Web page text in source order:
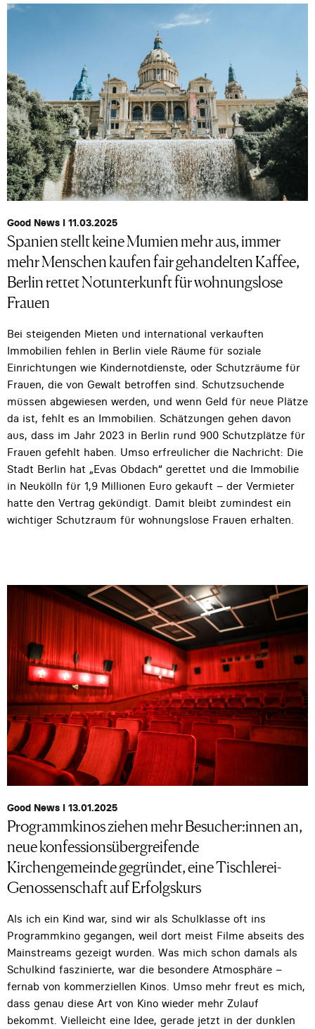
Good News I 11.03.2025
Spanien stellt keine Mumien mehr aus, immer
mehr Menschen kaufen fair gehandelten Kaffee,
Berlin rettet Notunterkunft für wohnungslose
Frauen
Bei steigenden Mieten und international verkauften
Immobilien fehlen in Berlin viele Räume für soziale
Einrichtungen wie Kindernotdienste, oder Schutzräume für
Frauen, die von Gewalt betroffen sind. Schutzsuchende
müssen abgewiesen werden, und wenn Geld für neue Plätze
da ist, fehlt es an Immobilien. Schätzungen gehen davon
aus, dass im Jahr 2023 in Berlin rund 900 Schutzplätze für
Frauen gefehlt haben. Umso erfreulicher die Nachricht: Die
Stadt Berlin hat „Evas Obdach“ gerettet und die Immobilie
in Neukölln für 1,9 Millionen Euro gekauft – der Vermieter
hatte den Vertrag gekündigt. Damit bleibt zumindest ein
wichtiger Schutzraum für wohnungslose Frauen erhalten.
Good News I 13.01.2025
Programmkinos ziehen mehr Besucher:innen an,
neue konfessionsübergreifende
Kirchengemeinde gegründet, eine Tischlerei-
Genossenschaft auf Erfolgskurs
Als ich ein Kind war, sind wir als Schulklasse oft ins
Programmkino gegangen, weil dort meist Filme abseits des
Mainstreams gezeigt wurden. Was mich schon damals als
Schulkind faszinierte, war die besondere Atmosphäre –
fernab von kommerziellen Kinos. Umso mehr freut es mich,
dass genau diese Art von Kino wieder mehr Zulauf
bekommt. Vielleicht eine Idee, gerade jetzt in der dunklen